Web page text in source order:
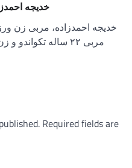
خدیجه
خدیجه احمدزاده، مربی زن
مربی ۲۲ ساله
Required fields are